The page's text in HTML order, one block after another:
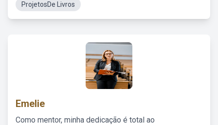
ProjetosDe Livros
Emelie
Como mentor, minha dedicação é total ao